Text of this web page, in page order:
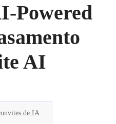
Powered
AI
de IA